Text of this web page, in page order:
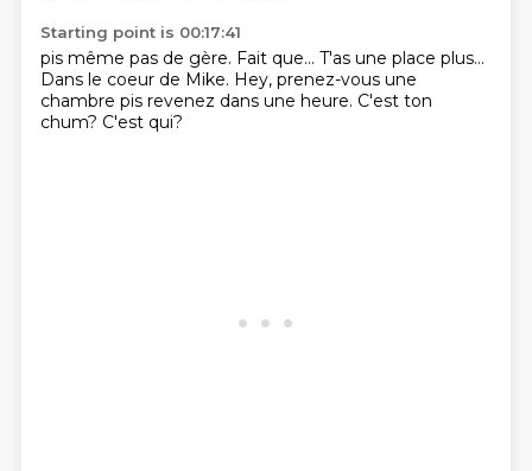
Starting point is 00:17:41
pis même pas de gère. Fait que... T'as une place plus...
Dans le coeur de Mike. Hey, prenez-vous une
chambre pis revenez dans une heure. C'est ton
chum? C'est qui?